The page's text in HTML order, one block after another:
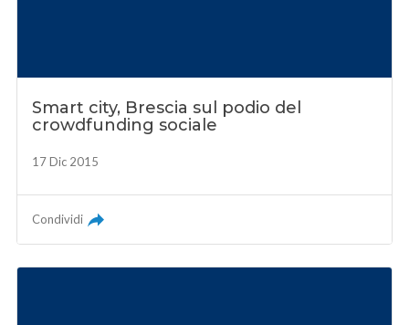
Smart city, Brescia sul podio del
crowdfunding sociale
17 Dic 2015
Condividi